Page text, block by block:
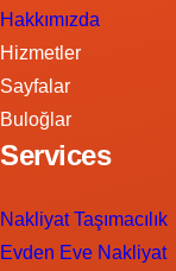
Hakkımızda
Hizmetler
Sayfalar
Buloğlar
Services
Nakliyat Taşımacılık
Evden Eve Nakliyat